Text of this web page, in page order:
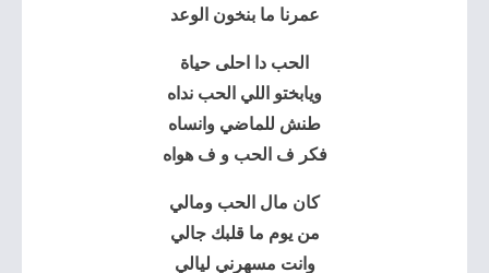
عمرنا ما بنخون الوعد
الحب دا احلى حياة
ويابختو اللي الحب نداه
طنش للماضي وانساه
فكر ف الحب و ف هواه
كان مال الحب ومالي
من يوم ما قلبك جالي
وانت مسهرني ليالي